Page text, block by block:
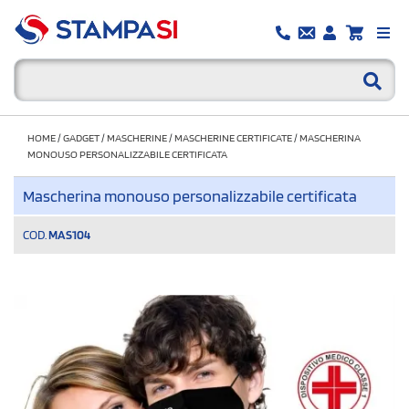
HOME/GADGET/MASCHERINE/MASCHERINE CERTIFICATE/MASCHERINA
MONOUSO PERSONALIZZABILE CERTIFICATA
Mascherina monouso personalizzabile certificata
COD. MAS104